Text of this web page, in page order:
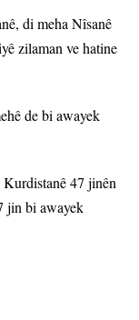
di meha Nîsanê
zilaman ve hatine
de bi awayek
47 jinên
jin bi awayek